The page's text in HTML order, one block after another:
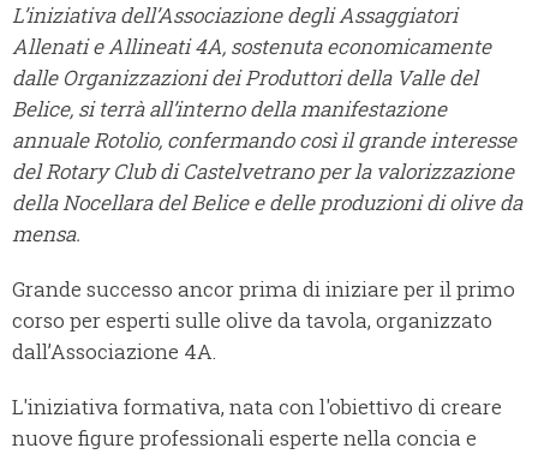
L’iniziativa dell’Associazione degli Assaggiatori
Allenati e Allineati 4A, sostenutaeconomicamente
dalle Organizzazioni dei Produttori della Valle del
Belice, si terrà all’interno della manifestazione
annuale Rotolio, confermando così il grande interesse
del Rotary Club di Castelvetrano per la valorizzazione
della Nocellara del Belice e delle produzioni di olive da
mensa.
Grande successo ancor prima di iniziare per il primo
corso per esperti sulle olive da tavola, organizzato
dall’Associazione 4A.
L'iniziativa formativa, nata con l'obiettivo di creare
nuove figure professionali esperte nella concia e